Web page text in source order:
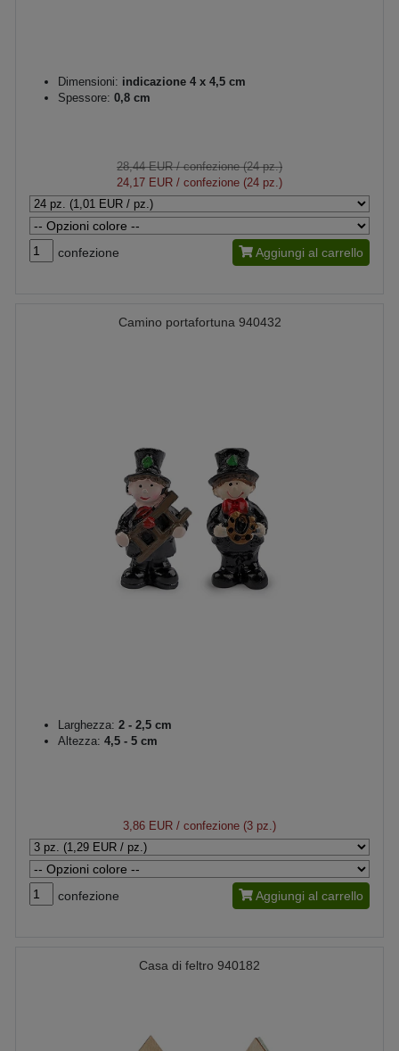
Dimensioni: indicazione 4 x 4,5 cm
Spessore: 0,8 cm
28,44 EUR/ confezione (24 pz.)
24,17 EUR / confezione (24 pz.)
confezione Aggiungi al carrello
Camino portafortuna 940432
Larghezza: 2 - 2,5 cm
Altezza: 4,5 - 5 cm
3,86 EUR / confezione (3 pz.)
confezione Aggiungi al carrello
Casa di feltro 940182